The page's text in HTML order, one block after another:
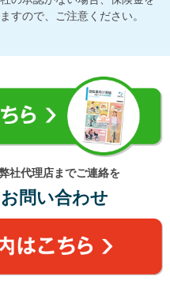
すので、ご注意ください。
社代理店までご連絡を
問い合わせ